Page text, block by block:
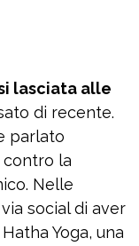
lasciata alle
di recente.
parlato
la
Nelle
social di aver
Yoga, una